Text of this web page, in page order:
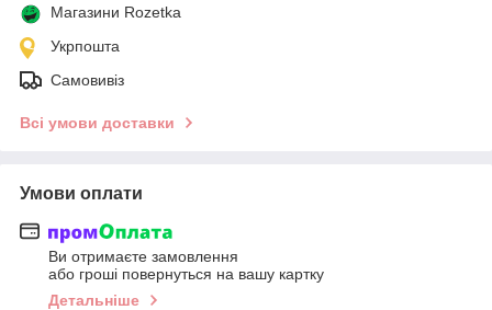
Магазини Rozetka
Укрпошта
Самовивіз
Всі умови доставки
Умови оплати
Ви отримаєте замовлення
або гроші повернуться на вашу картку
Детальніше